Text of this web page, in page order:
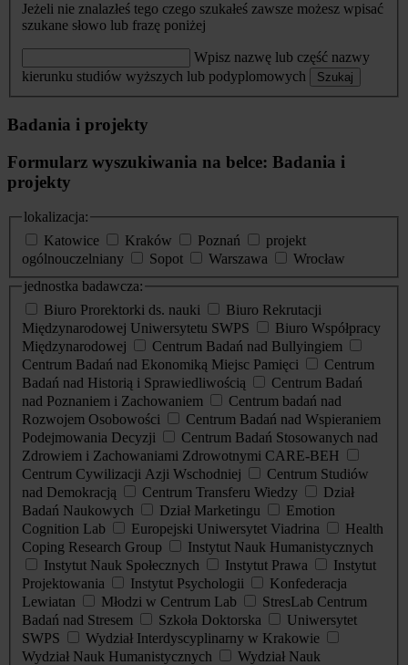
Jeżeli nie znalazłeś tego czego szukałeś zawsze możesz wpisać
szukane słowo lub frazę poniżej
Wpisz nazwę lub część nazwy
kierunku studiów wyższych lub podyplomowych
Szukaj
Badania i projekty
Formularz wyszukiwania na belce: Badania i
projekty
lokalizacja:
Katowice
Kraków Poznań
projekt
ogólnouczelniany
Sopot Warszawa
Wrocław
jednostka badawcza:
Biuro Prorektorki ds. nauki
Biuro Rekrutacji
Międzynarodowej Uniwersytetu SWPS
Biuro Współpracy
Międzynarodowej
Centrum Badań nad Bullyingiem
Centrum Badań nad Ekonomiką Miejsc Pamięci
Centrum
Badań nad Historią i Sprawiedliwością
Centrum Badań
nad Poznaniem i Zachowaniem
Centrum badań nad
Rozwojem Osobowości
Centrum Badań nad Wspieraniem
Podejmowania Decyzji
Centrum Badań Stosowanych nad
Zdrowiem i Zachowaniami Zdrowotnymi CARE-BEH
Centrum Cywilizacji Azji Wschodniej
Centrum Studiów
nad Demokracją
Centrum Transferu Wiedzy
Dział
Badań Naukowych
Dział Marketingu
Emotion
Cognition Lab
Europejski Uniwersytet Viadrina
Health
Coping Research Group
Instytut Nauk Humanistycznych
Instytut Nauk Społecznych
Instytut Prawa
Instytut
Projektowania
Instytut Psychologii
Konfederacja
Lewiatan
Młodzi w Centrum Lab
StresLab Centrum
Badań nad Stresem
Szkoła Doktorska
Uniwersytet
SWPS
Wydział Interdyscyplinarny w Krakowie
Wydział Nauk Humanistycznych
Wydział Nauk